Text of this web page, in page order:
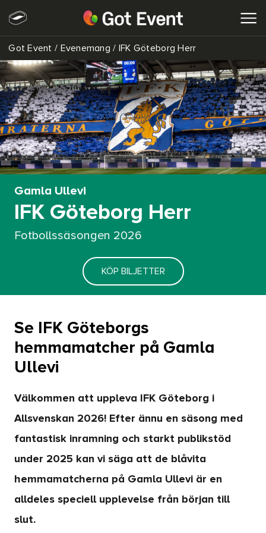
Got Event / Evenemang / IFK Göteborg Herr
Gamla Ullevi
IFK Göteborg Herr
Fotbollssäsongen 2026
KÖP BILJETTER
Se IFK Göteborgs
hemmamatcher på Gamla
Ullevi
Välkommen att uppleva IFK Göteborg i
Allsvenskan 2026! Efter ännu en säsong med
fantastisk inramning och starkt publikstöd
under 2025 kan vi säga att de blåvita
hemmamatcherna på Gamla Ullevi är en
alldeles speciell upplevelse från början till
slut.